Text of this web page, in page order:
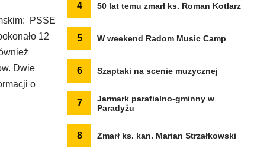
PSSE
12
Dwie
o
4 50 lat temu zmarł ks. Roman Kotlarz
5 W weekend Radom Music Camp
6 Szaptaki na scenie muzycznej
7
Jarmark parafialno-gminny w
Paradyżu
8 Zmarł ks. kan. Marian Strzałkowski